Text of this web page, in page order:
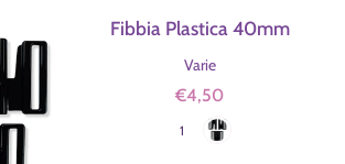
Fibbia Plastica 40mm
Varie
€4,50
Colore
1